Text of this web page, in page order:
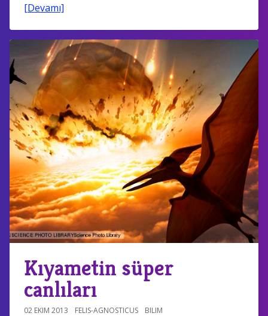
[Devamı]
Kıyametin süper
canlıları
02 EKIM 2013 FELIS-AGNOSTICUS BILIM